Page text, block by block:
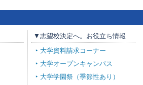
▼志望校決定へ。お役立ち情報
大学資料請求コーナー
大学オープンキャンパス
大学学園祭（季節性あり）